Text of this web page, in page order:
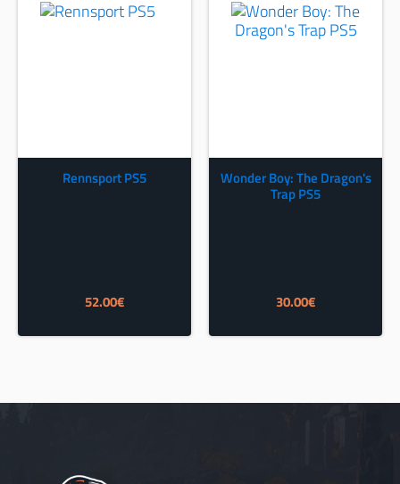
Rennsport PS5
52.00€
Wonder Boy: The Dragon's
Trap PS5
30.00€